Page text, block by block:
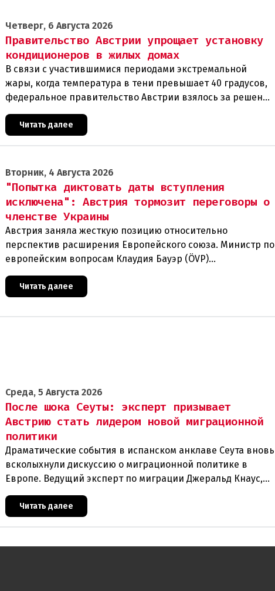
Четверг, 6 Августа 2026
Правительство Австрии упрощает установку
кондиционеров в жилых домах
В связи с участившимися периодами экстремальной
жары, когда температура в тени превышает 40 градусов,
федеральное правительство Австрии взялось за решение
проблемы перегрева жилых помещений. В среду н
Читать далее
Вторник, 4 Августа 2026
"Попытка диктовать даты вступления
исключена": Австрия тормозит переговоры о
членстве Украины
Австрия заняла жесткую позицию относительно
перспектив расширения Европейского союза. Министр по
европейским вопросам Клаудия Бауэр (ÖVP)
присоединения
Читать далее
Среда, 5 Августа 2026
После шока Сеуты: эксперт призывает
Австрию стать лидером новой миграционной
политики
Драматические события в испанском анклаве Сеута вновь
всколыхнули дискуссию о миграционной политике в
Европе. Ведущий эксперт по миграции Джеральд Кнаус,
один из архитекторов соглашения ЕС-Турция 2016
Читать далее